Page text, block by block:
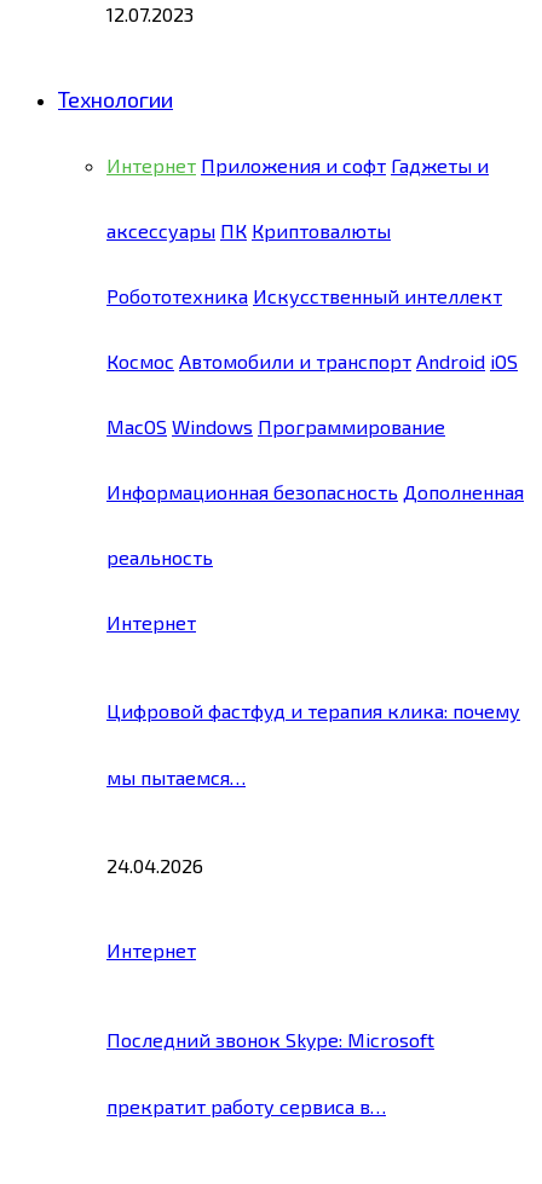
12.07.2023
Технологии
Интернет Приложения и софт Гаджеты и
аксессуары ПК Криптовалюты
Робототехника Искусственный интеллект
Космос Автомобили и транспорт Android iOS
MacOS Windows Программирование
Информационная безопасность Дополненная
реальность
Интернет
Цифровой фастфуд и терапия клика: почему
мы пытаемся…
24.04.2026
Интернет
Последний звонок Skype: Microsoft
прекратит работу сервиса в…